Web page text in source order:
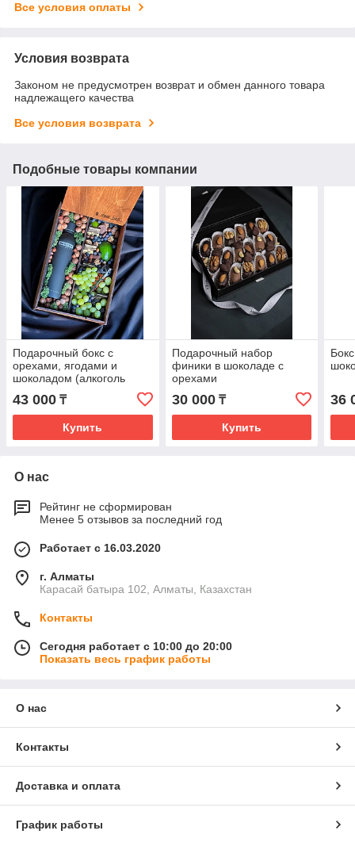
Все условия оплаты
Условия возврата
Законом не предусмотрен возврат и обмен данного товара
надлежащего качества
Все условия возврата
Подобные товары компании
Подарочный бокс с
орехами, ягодами и
шоколадом (алкоголь
оплачивается отдельно)
43 000 ₸
Купить
Подарочный набор
финики в шоколаде с
орехами
30 000₸
Купить
36
О нас
Рейтинг не сформирован
Менее 5 отзывов за последний год
Работает с 16.03.2020
г. Алматы
Карасай батыра 102, Алматы, Казахстан
Контакты
Сегодня работает с 10:00 до 20:00
Показать весь график работы
О нас
Контакты
Доставка и оплата
График работы